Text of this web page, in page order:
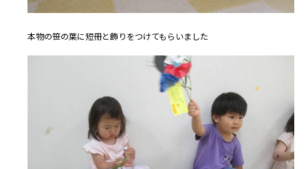
本物の笹の葉に短冊と飾りをつけてもらいました